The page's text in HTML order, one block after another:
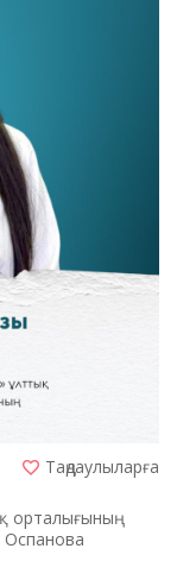
Таңдаулыларға
орталығының